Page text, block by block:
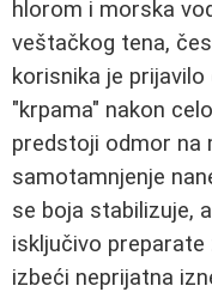
hlorom i morska
veštačkog tena,
korisnika je
"krpama" nakon
predstoji odmor na
samotamnjenje
se boja stabilizuje,
isključivo
izbeći neprijatna